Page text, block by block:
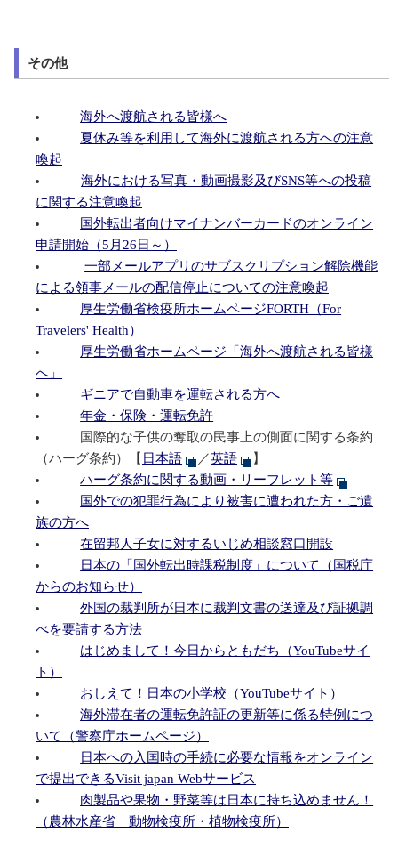
その他
海外へ渡航される皆様へ
夏休み等を利用して海外に渡航される方への注意
喚起
海外における写真・動画撮影及びSNS等への投稿
に関する注意喚起
国外転出者向けマイナンバーカードのオンライン
申請開始（5月26日～）
一部メールアプリのサブスクリプション解除機能
による領事メールの配信停止についての注意喚起
厚生労働省検疫所ホームページFORTH（For
Travelers' Health）
厚生労働省ホームページ「海外へ渡航される皆様
へ」
ギニアで自動車を運転される方へ
年金・保険・運転免許
国際的な子供の奪取の民事上の側面に関する条約
（ハーグ条約）【 日本語 ／英語
】
ハーグ条約に関する動画・リーフレット等
国外での犯罪行為により被害に遭われた方・ご遺
族の方へ
在留邦人子女に対するいじめ相談窓口開設
日本の「国外転出時課税制度」について（国税庁
からのお知らせ）
外国の裁判所が日本に裁判文書の送達及び証拠調
べを要請する方法
はじめまして！今日からともだち（YouTubeサイ
ト）
おしえて！日本の小学校（YouTubeサイト）
海外滞在者の運転免許証の更新等に係る特例につ
いて（警察庁ホームページ）
日本への入国時の手続に必要な情報をオンライン
で提出できるVisit japan Webサービス
肉製品や果物・野菜等は日本に持ち込めません！
（農林水産省 動物検疫所・植物検疫所）